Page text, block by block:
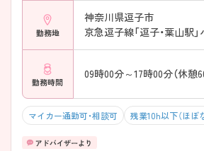
勤務地
神奈川県逗子市
京急逗子線「逗子・葉山駅」
勤務時間
09時00分～17時00分（休憩
マイカー通勤可・相談可 残業10h以下（ほぼ